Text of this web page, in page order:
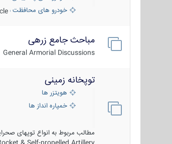
خودرو های محافظت
مباحث جامع زرهی
General Armorial Discussions
توپخانه زمینی
هویتزر ها
خمپاره انداز ها
مطالب مربوط به انواع توپهای